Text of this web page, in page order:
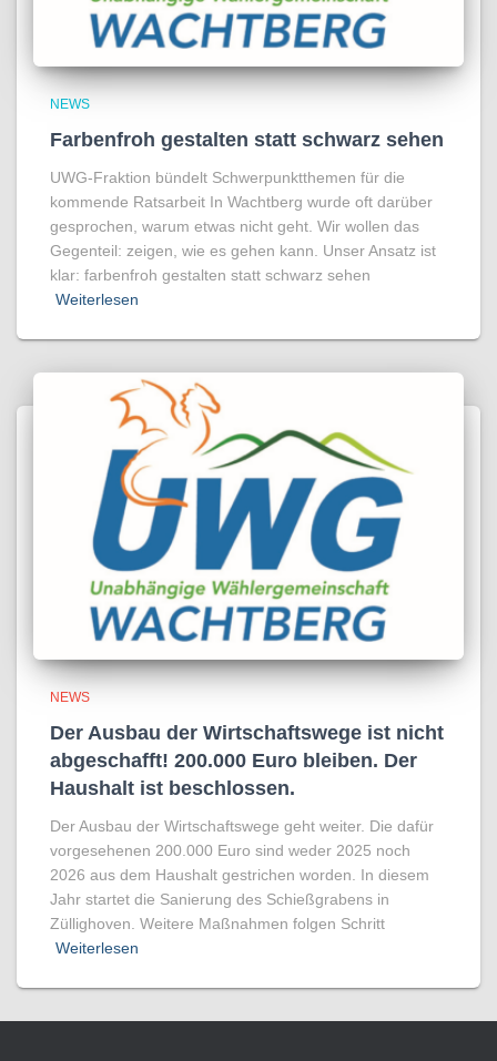
NEWS
Farbenfroh gestalten statt schwarz sehen
UWG-Fraktion bündelt Schwerpunktthemen für die
kommende Ratsarbeit In Wachtberg wurde oft darüber
gesprochen, warum etwas nicht geht. Wir wollen das
Gegenteil: zeigen, wie es gehen kann. Unser Ansatz ist
klar: farbenfroh gestalten statt schwarz sehen
Weiterlesen
NEWS
Der Ausbau der Wirtschaftswege ist nicht
abgeschafft! 200.000 Euro bleiben. Der
Haushalt ist beschlossen.
Der Ausbau der Wirtschaftswege geht weiter. Die dafür
vorgesehenen 200.000 Euro sind weder 2025 noch
2026 aus dem Haushalt gestrichen worden. In diesem
Jahr startet die Sanierung des Schießgrabens in
Züllighoven. Weitere Maßnahmen folgen Schritt
Weiterlesen